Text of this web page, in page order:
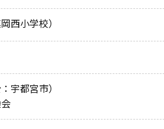
西小学校）
宇都宮市）